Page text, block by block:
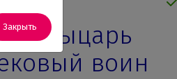
рыцарь
воин
Закрыть